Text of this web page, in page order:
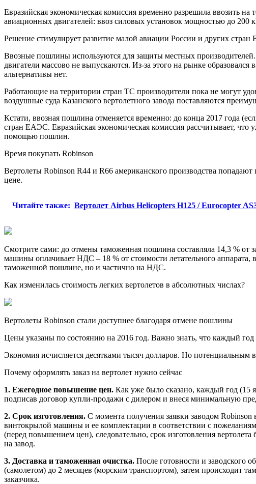
Евразийская экономическая комиссия временно разрешила ввозить
авиационных двигателей: ввоз силовых установок мощностью до 200
Решение стимулирует развитие малой авиации России и других
Ввозные пошлины используются для защиты местных
двигатели массово не выпускаются. Из-за этого на рынке
альтернативы нет.
Работающие на территории стран ТС производители пока не могут
воздушные суда Казанского вертолетного завода поставляются
Кстати, ввозная пошлина отменяется временно: до конца 2017 года
стран ЕАЭС. Евразийская экономическая комиссия рассчитывает, что
помощью пошлин.
Время покупать Robinson
Вертолеты Robinson R44 и R66 американского производства
цене.
Читайте также: Вертолет Airbus Helicopters H125 / Eurocopter
Смотрите сами: до отмены таможенная пошлина составляла 14,3 % от
машины оплачивает НДС ‒ 18 % от стоимости летательного аппарата,
таможенной пошлине, но и частично на НДС.
Как изменилась стоимость легких вертолетов в абсолютных числах?
Вертолеты Robinson стали доступнее благодаря отмене пошлины
Цены указаны по состоянию на 2016 год. Важно знать, что каждый
Экономия исчисляется десятками тысяч долларов. Но
Почему оформлять заказ на вертолет нужно сейчас
1. Ежегодное повышение цен. Как уже было сказано, каждый год (15
подписав договор купли-продажи с дилером и внеся минимальную
2. Срок изготовления. С момента получения заявки заводом
винтокрылой машины и ее комплектации в соответствии с
(перед повышением цен), следовательно, срок изготовления
на завод.
3. Доставка и таможенная очистка. После готовности и заводского
(самолетом) до 2 месяцев (морским транспортом), затем происходит
заказчика.